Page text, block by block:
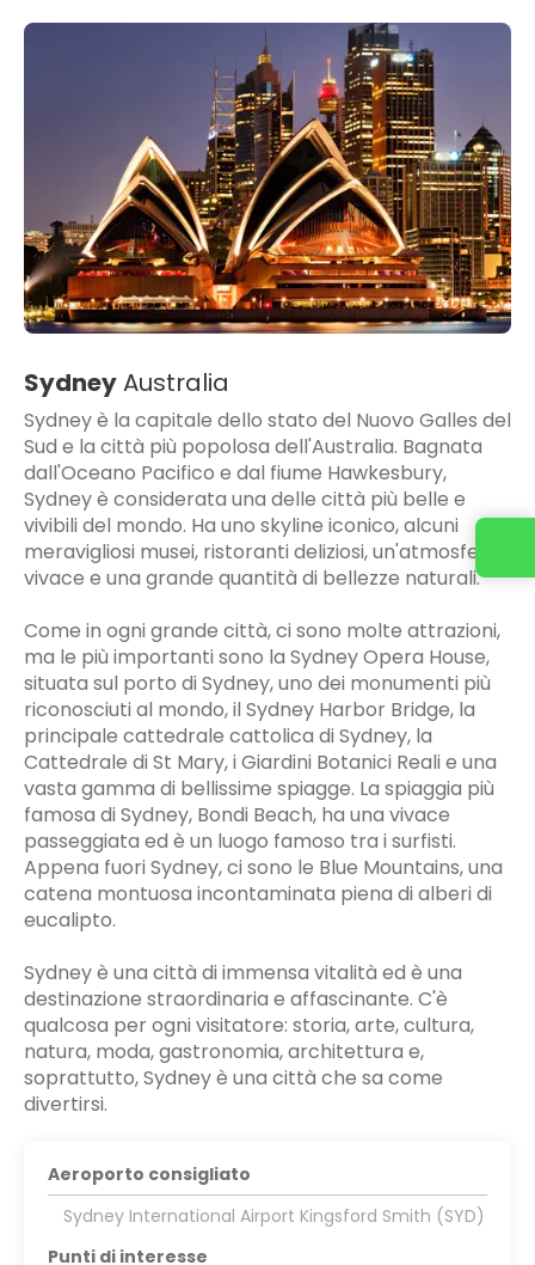
SydneyAustralia
Sydney è la capitale dello stato del Nuovo Galles del
Sud e la città più popolosa dell'Australia. Bagnata
dall'Oceano Pacifico e dal fiume Hawkesbury,
Sydney è considerata una delle città più belle e
vivibili del mondo. Ha uno skyline iconico, alcuni
meravigliosi musei, ristoranti deliziosi, un'atmosfera
vivace e una grande quantità di bellezze naturali.
Come in ogni grande città, ci sono molte attrazioni,
ma le più importanti sono la Sydney Opera House,
situata sul porto di Sydney, uno dei monumenti più
riconosciuti al mondo, il Sydney Harbor Bridge, la
principale cattedrale cattolica di Sydney, la
Cattedrale di St Mary, i Giardini Botanici Reali e una
vasta gamma di bellissime spiagge. La spiaggia più
famosa di Sydney, Bondi Beach, ha una vivace
passeggiata ed è un luogo famoso tra i surfisti.
Appena fuori Sydney, ci sono le Blue Mountains, una
catena montuosa incontaminata piena di alberi di
eucalipto.
Sydney è una città di immensa vitalità ed è una
destinazione straordinaria e affascinante. C'è
qualcosa per ogni visitatore: storia, arte, cultura,
natura, moda, gastronomia, architettura e,
soprattutto, Sydney è una città che sa come
divertirsi.
Aeroporto consigliato
Sydney International Airport Kingsford Smith (SYD)
Punti di interesse